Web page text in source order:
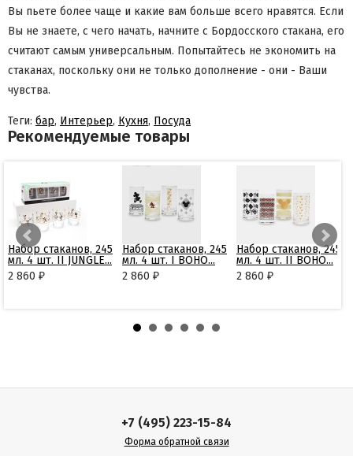
Вы пьете более чаще и какие вам больше всего нравятся. Если
Вы не знаете, с чего начать, начните с Бордосского стакана, его
считают самым универсальным. Попытайтесь не экономить на
стаканах, поскольку они не только дополнение - они - Ваши
чувства.
Теги: бар, Интерьер, Кухня, Посуда
Рекомендуемые товары
Набор стаканов, 245
мл. 4 шт. II JUNGLE...
2 860 ₽
Набор стаканов, 245
мл. 4 шт. I BOHO...
2 860 ₽
Набор стаканов, 245
мл. 4 шт. II BOHO...
2 860 ₽
+7 (495) 223-15-84
Форма обратной связи